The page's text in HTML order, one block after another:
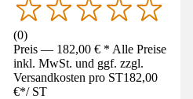
(0)
Preis — 182,00 € * Alle Preise
inkl. MwSt. und ggf. zzgl.
Versandkosten pro ST182,00
€*/ ST